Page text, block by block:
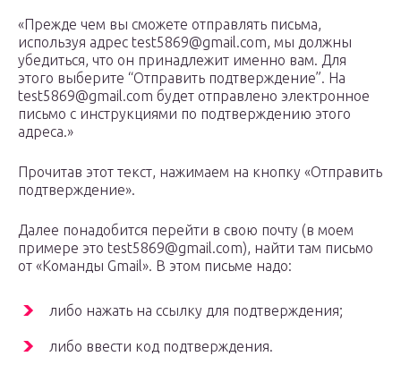
«Прежде чем вы сможете отправлять письма,
используя адрес test5869@gmail.com, мы должны
убедиться, что он принадлежит именно вам. Для
этого выберите “Отправить подтверждение”. На
test5869@gmail.com будет отправлено электронное
письмо с инструкциями по подтверждению этого
адреса.»
Прочитав этот текст, нажимаем на кнопку «Отправить
подтверждение».
Далее понадобится перейти в свою почту (в моем
примере это test5869@gmail.com), найти там письмо
от «Команды Gmail». В этом письме надо:
либо нажать на ссылку для подтверждения;
либо ввести код подтверждения.